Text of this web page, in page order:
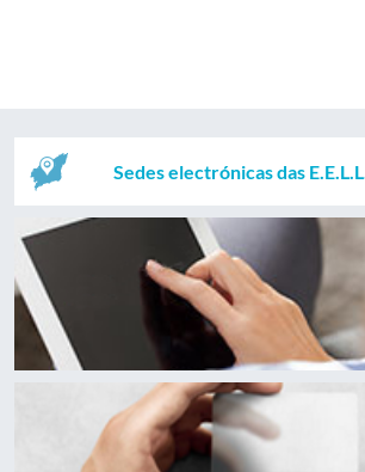
Sedes electrónicas das